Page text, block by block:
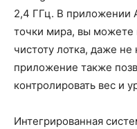
2,4 ГГц. В приложении
точки мира, вы можете
чистоту лотка, даже
приложение также
контролировать вес и
Интегрированная